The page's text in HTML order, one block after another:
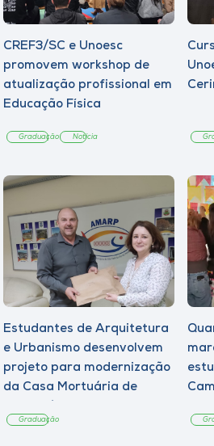
CREF3/SC e Unoesc
promovem workshop de
atualização profissional em
Educação Física
Graduação Notícia
Estudantes de Arquitetura
e Urbanismo desenvolvem
projeto para modernização
da Casa Mortuária de
Graduação